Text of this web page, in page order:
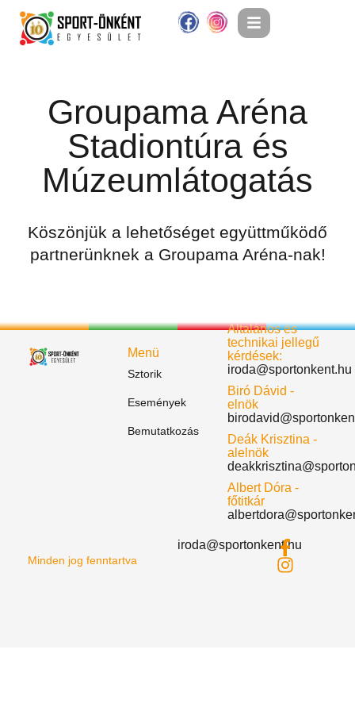
Groupama Aréna
Stadiontúra és
Múzeumlátogatás
Köszönjük a lehetőséget együttműködő
partnerünknek a Groupama Aréna-nak!
Menü
Sztorik
Események
Bemutatkozás
Általános és
technikai jellegű
kérdések:
iroda@sportonkent.hu
Biró Dávid -
elnök
Deák Krisztina -
alelnök
Albert Dóra -
főtitkár
Minden jog fenntartva
iroda@sportonkent.hu